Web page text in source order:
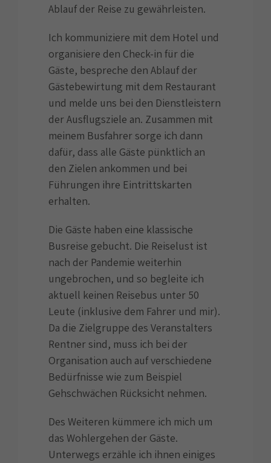
Ablauf der Reise zu gewährleisten.
Ich kommuniziere mit dem Hotel und
organisiere den Check-in für die
Gäste, bespreche den Ablauf der
Gästebewirtung mit dem Restaurant
und melde uns bei den Dienstleistern
der Ausflugsziele an. Zusammen mit
meinem Busfahrer sorge ich dann
dafür, dass alle Gäste pünktlich an
den Zielen ankommen und bei
Führungen ihre Eintrittskarten
erhalten.
Die Gäste haben eine klassische
Busreise gebucht. Die Reiselust ist
nach der Pandemie weiterhin
ungebrochen, und so begleite ich
aktuell keinen Reisebus unter 50
Leute (inklusive dem Fahrer und mir).
Da die Zielgruppe des Veranstalters
Rentner sind, muss ich bei der
Organisation auch auf verschiedene
Bedürfnisse wie zum Beispiel
Gehschwächen Rücksicht nehmen.
Des Weiteren kümmere ich mich um
das Wohlergehen der Gäste.
Unterwegs erzähle ich ihnen einiges